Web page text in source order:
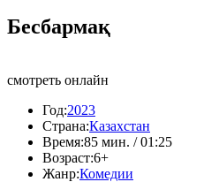
Бесбармақ
смотреть онлайн
Год:2023
Страна:Казахстан
Время:85 мин. / 01:25
Возраст:6+
Жанр:Комедии